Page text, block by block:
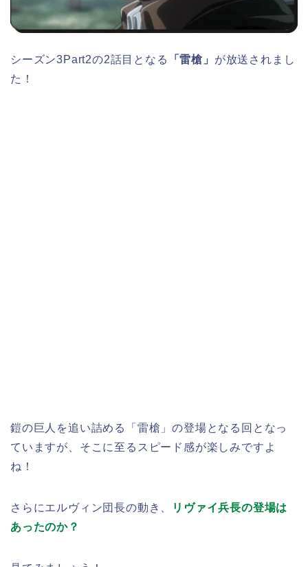
シーズン3Part2の2話目となる 「雷槍」 が放送されまし
た！
鎧の巨人を追い詰める「雷槍」の登場となる回となっ
ていますが、そこに至るスピード感が楽しみですよ
ね！
さらにエルヴィン団長の動き、
リヴァイ兵長の登場は
あったのか？